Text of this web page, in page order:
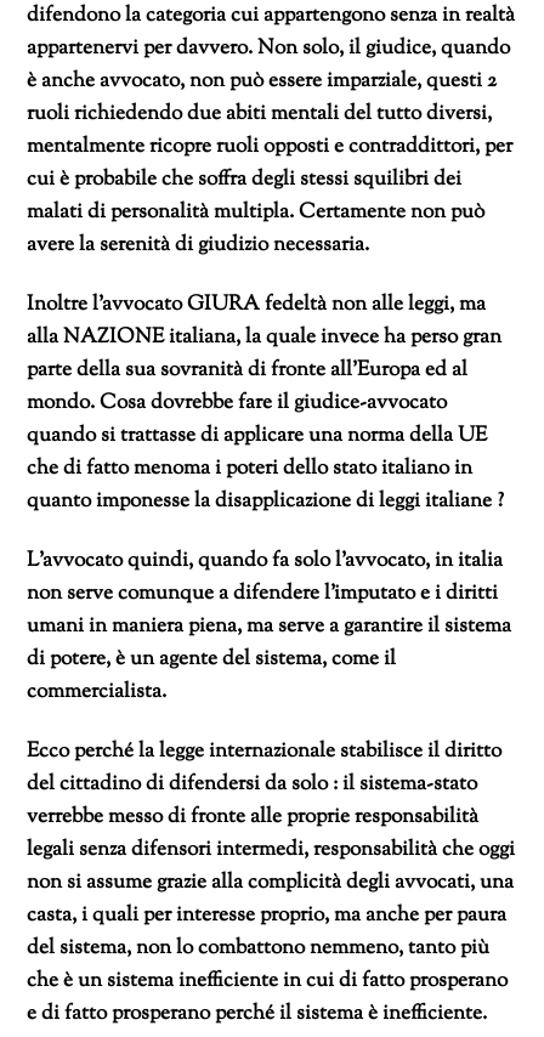
difendono la categoria cui appartengono senza in realtà
appartenervi per davvero. Non solo, il giudice, quando
è anche avvocato, non può essere imparziale, questi 2
ruoli richiedendo due abiti mentali del tutto diversi,
mentalmente ricopre ruoli opposti e contraddittori, per
cui è probabile che soffra degli stessi squilibri dei
malati di personalità multipla. Certamente non può
avere la serenità di giudizio necessaria.
Inoltre l’avvocato GIURA fedeltà non alle leggi, ma
alla NAZIONE italiana, la quale invece ha perso gran
parte della sua sovranità di fronte all’Europa ed al
mondo. Cosa dovrebbe fare il giudice-avvocato
quando si trattasse di applicare una norma della UE
che di fatto menoma i poteri dello stato italiano in
quanto imponesse la disapplicazione di leggi italiane ?
L’avvocato quindi, quando fa solo l’avvocato, in italia
non serve comunque a difendere l’imputato e i diritti
umani in maniera piena, ma serve a garantire il sistema
di potere, è un agente del sistema, come il
commercialista.
Ecco perché la legge internazionale stabilisce il diritto
del cittadino di difendersi da solo : il sistema-stato
verrebbe messo di fronte alle proprie responsabilità
legali senza difensori intermedi, responsabilità che oggi
non si assume grazie alla complicità degli avvocati, una
casta, i quali per interesse proprio, ma anche per paura
del sistema, non lo combattono nemmeno, tanto più
che è un sistema inefficiente in cui di fatto prosperano
e di fatto prosperano perché il sistema è inefficiente.